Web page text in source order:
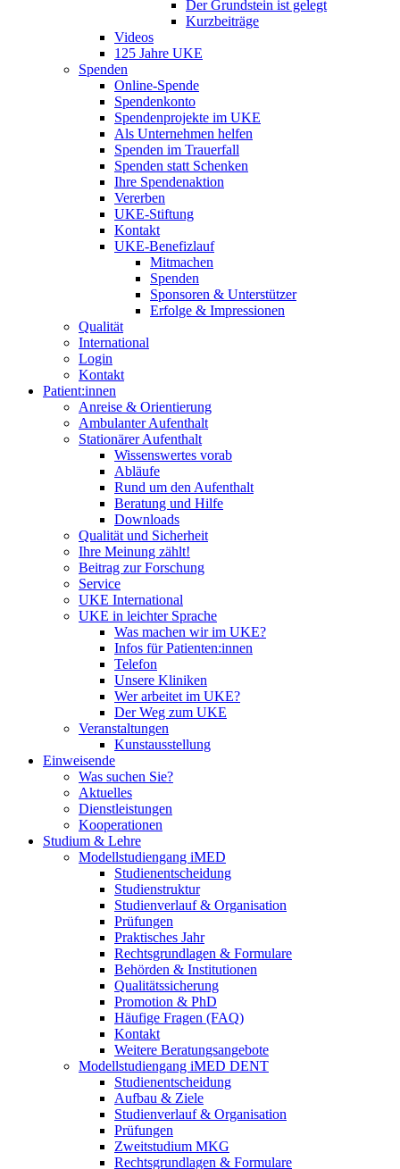
Der Grundstein ist gelegt
Kurzbeiträge
Videos
125 Jahre UKE
Spenden
Online-Spende
Spendenkonto
Spendenprojekte im UKE
Als Unternehmen helfen
Spenden im Trauerfall
Spenden statt Schenken
Ihre Spendenaktion
Vererben
UKE-Stiftung
Kontakt
UKE-Benefizlauf
Mitmachen
Spenden
Sponsoren & Unterstützer
Erfolge & Impressionen
Qualität
International
Login
Kontakt
Patient:innen
Anreise & Orientierung
Ambulanter Aufenthalt
Stationärer Aufenthalt
Wissenswertes vorab
Abläufe
Rund um den Aufenthalt
Beratung und Hilfe
Downloads
Qualität und Sicherheit
Ihre Meinung zählt!
Beitrag zur Forschung
Service
UKE International
UKE in leichter Sprache
Was machen wir im UKE?
Infos für Patienten:innen
Telefon
Unsere Kliniken
Wer arbeitet im UKE?
Der Weg zum UKE
Veranstaltungen
Kunstausstellung
Einweisende
Was suchen Sie?
Aktuelles
Dienstleistungen
Kooperationen
Studium & Lehre
Modellstudiengang iMED
Studienentscheidung
Studienstruktur
Studienverlauf & Organisation
Prüfungen
Praktisches Jahr
Rechtsgrundlagen & Formulare
Behörden & Institutionen
Qualitätssicherung
Promotion & PhD
Häufige Fragen (FAQ)
Kontakt
Weitere Beratungsangebote
Modellstudiengang iMED DENT
Studienentscheidung
Aufbau & Ziele
Studienverlauf & Organisation
Prüfungen
Zweitstudium MKG
Rechtsgrundlagen & Formulare